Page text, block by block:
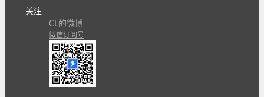
关注
CL的微博
微信订阅号